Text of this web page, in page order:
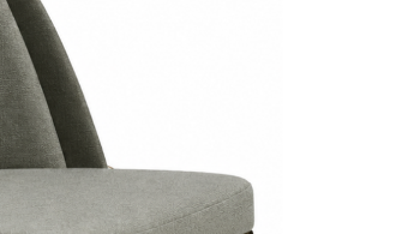
Sofás Elétricos
Sofás Fixos e Ilha
Sofás Retráteis